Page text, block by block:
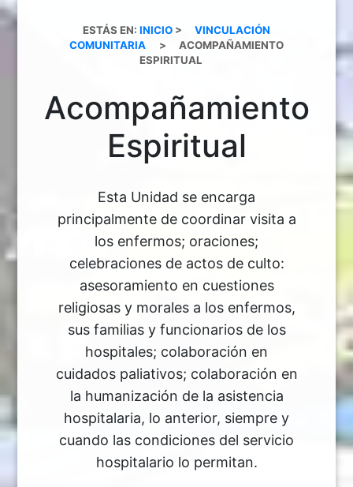
ESTÁS EN: INICIO >
VINCULACIÓN
COMUNITARIA
>
ACOMPAÑAMIENTO
ESPIRITUAL
Acompañamiento
Espiritual
Esta Unidad se encarga
principalmente de coordinar visita a
los enfermos; oraciones;
celebraciones de actos de culto:
asesoramiento en cuestiones
religiosas y morales a los enfermos,
sus familias y funcionarios de los
hospitales; colaboración en
cuidados paliativos; colaboración en
la humanización de la asistencia
hospitalaria, lo anterior, siempre y
cuando las condiciones del servicio
hospitalario lo permitan.